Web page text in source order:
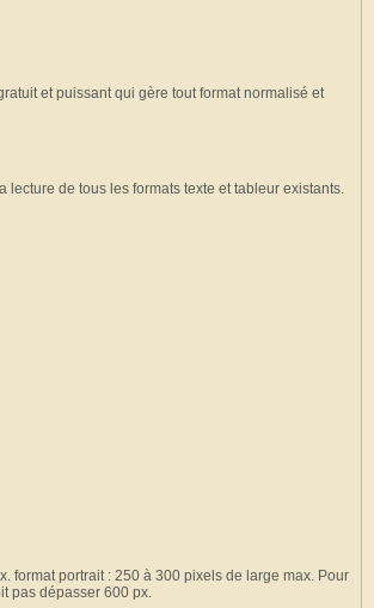
et puissant qui gère tout format normalisé et
lecture de tous les formats texte et tableur existants.
format portrait : 250 à 300 pixels de large max. Pour
pas dépasser 600 px.